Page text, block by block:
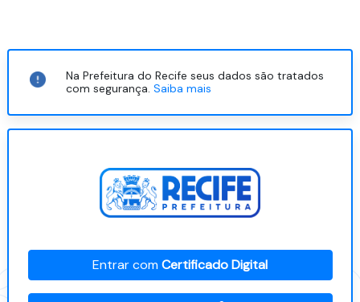
Na Prefeitura do Recife seus dados são tratados
com segurança.Saiba mais
Entrar comCertificado Digital